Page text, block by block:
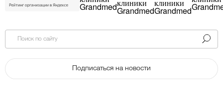
Поиск по сайту
Подписаться на новости